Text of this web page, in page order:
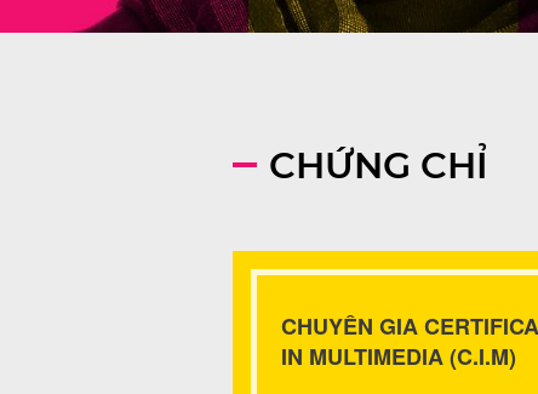
CHỨNG CHỈ
CHUYÊN GIA
IN MULTIMEDIA (C.I.M)